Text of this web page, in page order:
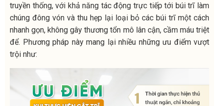
truyền thống, với khả năng tác động trực tiếp tới búi trĩ làm
chúng đông vón và thu hẹp lại loại bỏ các búi trĩ một cách
nhanh gọn, không gây thương tổn mô lân cận, cầm máu triệt
để. Phương pháp này mang lại nhiều những ưu điểm vượt
trội như: